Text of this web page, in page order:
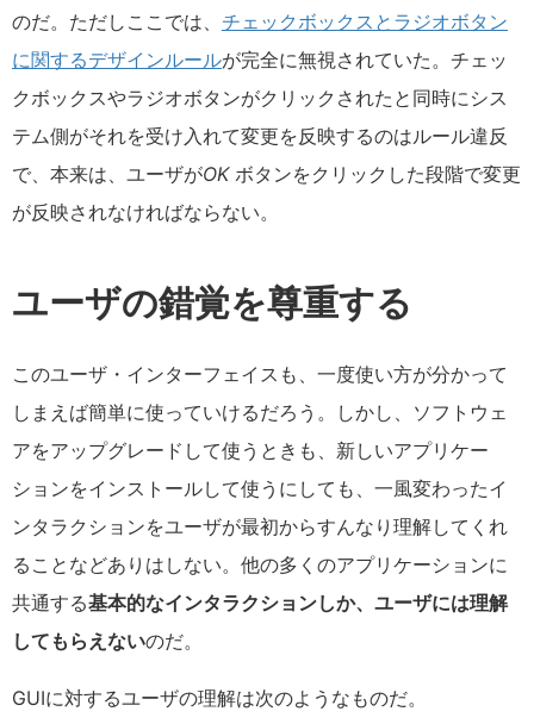
のだ。ただしここでは、 チェックボックスとラジオボタン
に関するデザインルールが完全に無視されていた。チェッ
クボックスやラジオボタンがクリックされたと同時にシス
テム側がそれを受け入れて変更を反映するのはルール違反
で、本来は、ユーザがOKボタンをクリックした段階で変更
が反映されなければならない。
ユーザの錯覚を尊重する
このユーザ・インターフェイスも、一度使い方が分かって
しまえば簡単に使っていけるだろう。しかし、ソフトウェ
アをアップグレードして使うときも、新しいアプリケー
ションをインストールして使うにしても、一風変わったイ
ンタラクションをユーザが最初からすんなり理解してくれ
ることなどありはしない。他の多くのアプリケーションに
共通する基本的なインタラクションしか、ユーザには理解
してもらえないのだ。
GUIに対するユーザの理解は次のようなものだ。